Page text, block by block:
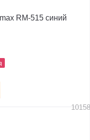
RM-515 синий